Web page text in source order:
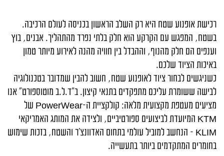
רכישת אופנוע שטח היא רק השלב הראשון בכניסה לעולם הרכיבה.
בשטח, המפגש עם הקרקע הוא חלק בלתי נפרד מהתהליך. אבנים, בוץ
וענפים הם חלק מהנוף, וההבדל בין חוויה מהנה לאירוע מיותר טמון
באיכות הציוד שלכם.
כשניגשים לבחור ציוד לאופנוע שטח, חשוב להבין שמדובר בטכנולוגיה
לבישה ששומרת עליכם מתפקדים בתנאי קיצון. ב"ד.ל.ב מוטוספורט" אנו
מציעים מעטפת מקצועית מלאה: קולקציית ה-PowerWear של
KTM המיועדת לביצועים ספורטיביים, ולצידה את המותג האמריקאי
KLIM – הנחשב למוביל עולמי בתחום האדוונצ'ר והשטח, בזכות שימוש
בחומרים המתקדמים ביותר בתעשייה.